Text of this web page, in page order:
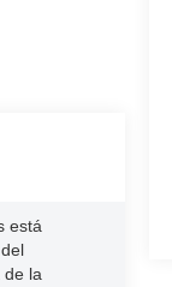
está
de la